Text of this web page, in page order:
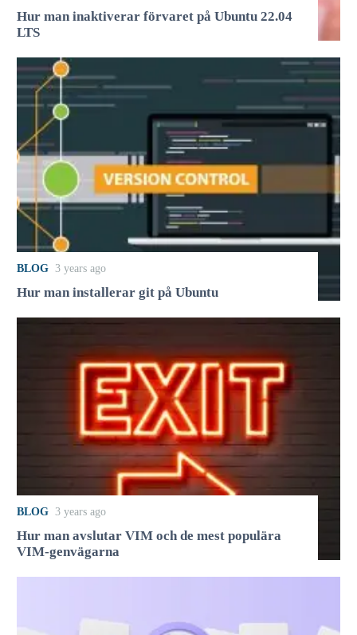
Hur man inaktiverar förvaret på Ubuntu 22.04
LTS
BLOG 3 years ago
Hur man installerar git på Ubuntu
BLOG 3 years ago
Hur man avslutar VIM och de mest populära
VIM-genvägarna